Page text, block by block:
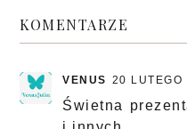
KOMENTARZE
VENUS 20
Świetna